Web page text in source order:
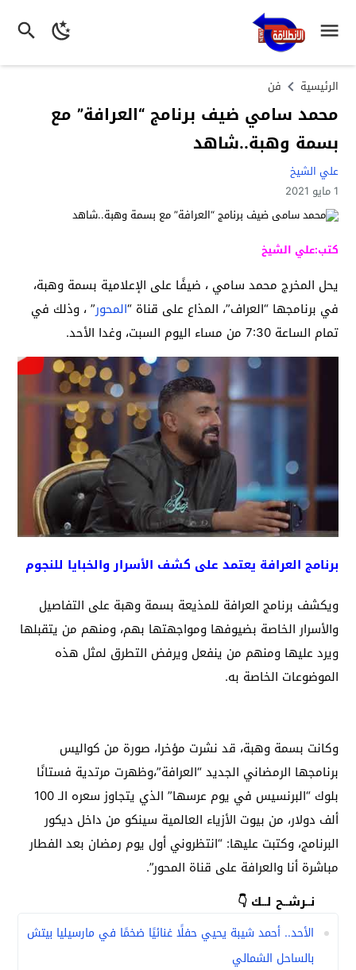
الرئيسية فن
محمد سامي ضيف برنامج “العرافة” مع
بسمة وهبة..شاهد
علي الشيخ
1 مايو 2021
كتب:علي الشيخ
يحل المخرج محمد سامي ، ضيفًا على الإعلامية بسمة وهبة،
في برنامجها “العراف”، المذاع على قناة “المحور” ، وذلك في
تمام الساعة 7:30 من مساء اليوم السبت، وغدا الأحد.
برنامج العرافة يعتمد على كشف الأسرار والخبايا للنجوم
ويكشف برنامج العرافة للمذيعة بسمة وهبة على التفاصيل
والأسرار الخاصة بضيوفها ومواجهتها بهم، ومنهم من يتقبلها
ويرد عليها ومنهم من ينفعل ويرفض التطرق لمثل هذه
الموضوعات الخاصة به.
وكانت بسمة وهبة، قد نشرت مؤخرا، صورة من كواليس
برنامجها الرمضاني الجديد “العرافة”،وظهرت مرتدية فستانًا
بلوك “البرنسيس في يوم عرسها” الذي يتجاوز سعره الـ 100
ألف دولار، من بيوت الأزياء العالمية سينكو من داخل ديكور
البرنامج، وكتبت عليها: “انتظروني أول يوم رمضان بعد الفطار
مباشرة أنا والعرافة على قناة المحور”.
نــرشــح لــك 👇
الأحد.. أحمد شيبة يحيي حفلًا غنائيًا ضخمًا في مارسيليا بيتش
بالساحل الشمالي